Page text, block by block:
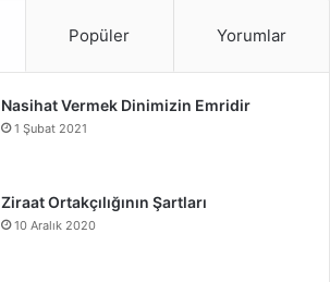
b
o
u
e
a
r
Popüler Yorumlar
Nasihat Vermek Dinimizin Emridir
1 Şubat 2021
Ziraat Ortakçılığının Şartları
10 Aralık 2020